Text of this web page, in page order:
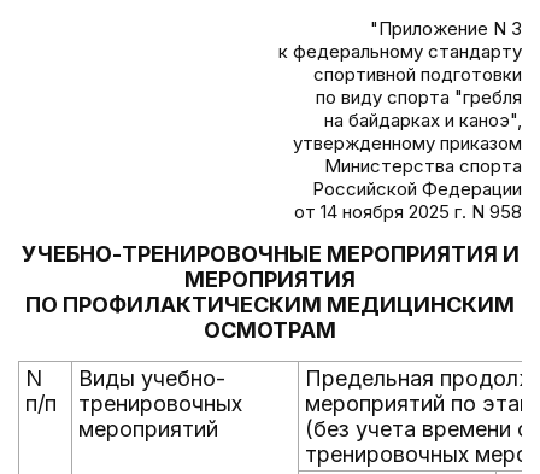
"Приложение N 3
к федеральному стандарту
спортивной подготовки
по виду спорта "гребля
на байдарках и каноэ",
утвержденному приказом
Министерства спорта
Российской Федерации
от 14 ноября 2025 г. N 958
УЧЕБНО-ТРЕНИРОВОЧНЫЕ МЕРОПРИЯТИЯ И
МЕРОПРИЯТИЯ
ПО ПРОФИЛАКТИЧЕСКИМ МЕДИЦИНСКИМ
ОСМОТРАМ
N
п/п
Виды учебно-
тренировочных
мероприятий
Предельная
мероприятий по
(без учета времени
тренировочных